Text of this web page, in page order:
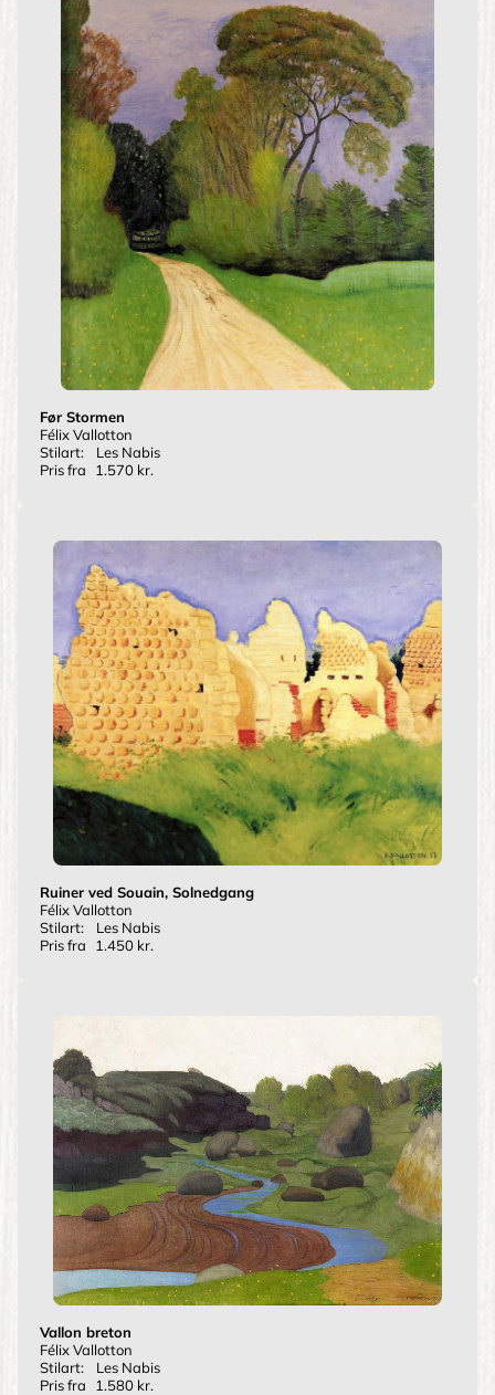
Før Stormen
Félix Vallotton
Stilart:
Les Nabis
Pris fra
1.570 kr.
Ruiner ved Souain, Solnedgang
Félix Vallotton
Stilart:
Les Nabis
Pris fra
1.450 kr.
Vallon breton
Félix Vallotton
Stilart:
Les Nabis
Pris fra
1.580 kr.